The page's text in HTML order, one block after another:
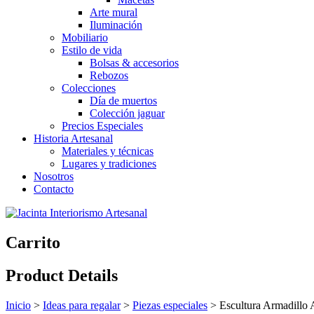
Arte mural
Iluminación
Mobiliario
Estilo de vida
Bolsas & accesorios
Rebozos
Colecciones
Día de muertos
Colección jaguar
Precios Especiales
Historia Artesanal
Materiales y técnicas
Lugares y tradiciones
Nosotros
Contacto
Carrito
Product Details
Inicio > Ideas para regalar > Piezas especiales > Escultura Armadillo